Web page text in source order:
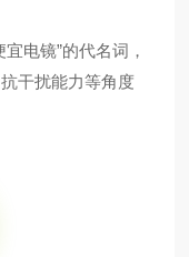
电镜”的代名词，
干扰能力等角度